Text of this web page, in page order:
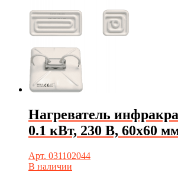
Нагреватель
0.1 кВт, 230 В, 60х60
Арт. 031102044
В наличии